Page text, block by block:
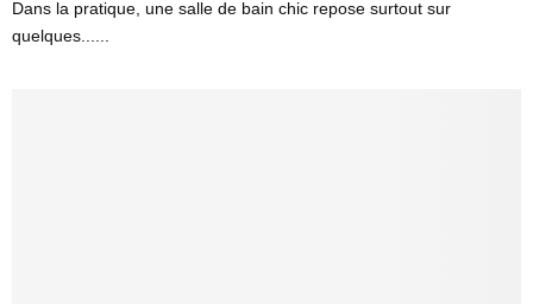
Dans la pratique, une salle de bain chic repose surtout sur
quelques......